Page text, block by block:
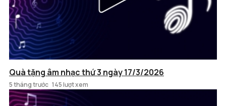
Quà tặng âm nhạc thứ 3 ngày 17/3/2026
5 tháng trước 145 lượt xem